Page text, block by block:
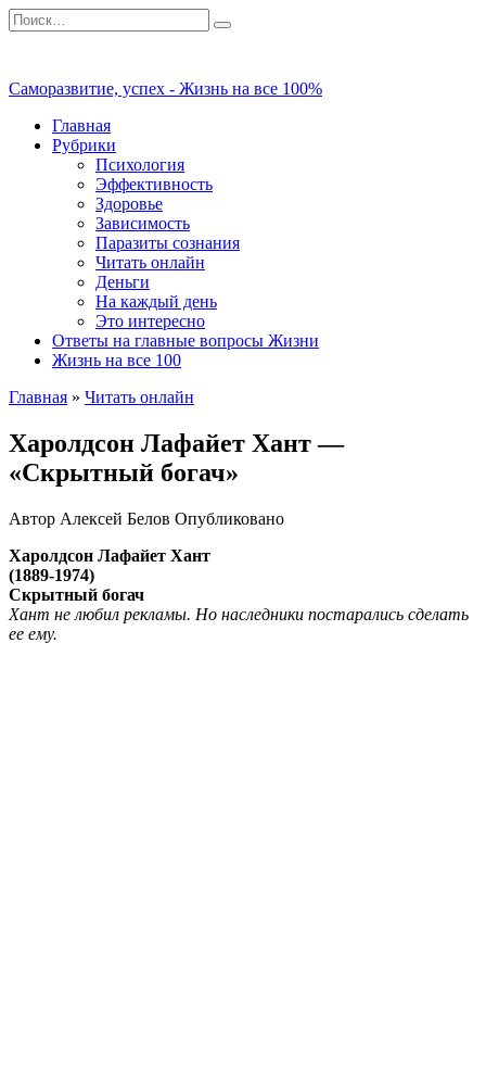
Перейти
к
Search
for:
Саморазвитие, успех - Жизнь на все 100%
Главная
Рубрики
Психология
Эффективность
Здоровье
Зависимость
Паразиты сознания
Читать онлайн
Деньги
На каждый день
Это интересно
Ответы на главные вопросы Жизни
Жизнь на все 100
Главная » Читать онлайн
Харолдсон Лафайет Хант —
«Скрытный богач»
Автор Алексей Белов Опубликовано
Харолдсон Лафайет Хант
(1889-1974)
Скрытный богач
Хант не любил рекламы. Но наследники постарались сделать
ее ему.